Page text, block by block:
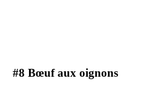
#8 Bœuf aux oignons